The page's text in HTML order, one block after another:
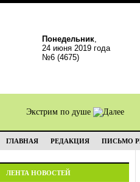
Понедельник,
24 июня 2019 года
№6 (4675)
Экстрим по душе
ГЛАВНАЯ РЕДАКЦИЯ ПИСЬМО
ЛЕНТА НОВОСТЕЙ